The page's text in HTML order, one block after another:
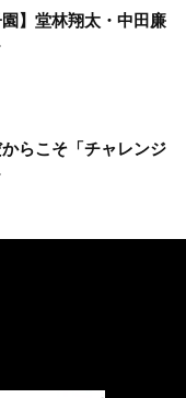
園】堂林翔太・中田廉
らこそ「チャレンジ